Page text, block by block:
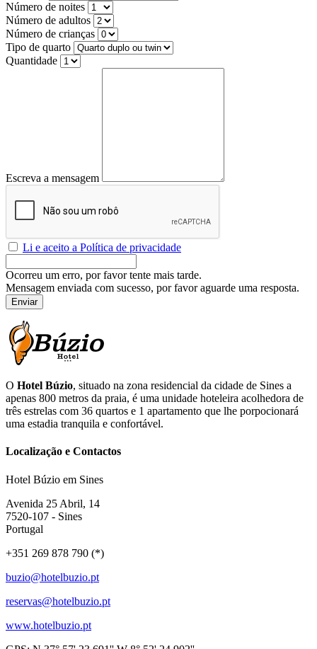
Número de noites
Número de adultos
Número de crianças
Tipo de quarto
Quantidade
Escreva a mensagem
Li e aceito a Política de privacidade
Ocorreu um erro, por favor tente mais tarde.
Mensagem enviada com sucesso, por favor aguarde uma resposta.
Enviar
O Hotel Búzio, situado na zona residencial da cidade de Sines a
apenas 800 metros da praia, é uma unidade hoteleira acolhedora de
três estrelas com 36 quartos e 1 apartamento que lhe porpocionará
uma estadia tranquila e confortável.
Localização e Contactos
Hotel Búzio em Sines
Avenida 25 Abril, 14
7520-107 - Sines
Portugal
+351 269 878 790 (*)
buzio@hotelbuzio.pt
reservas@hotelbuzio.pt
www.hotelbuzio.pt